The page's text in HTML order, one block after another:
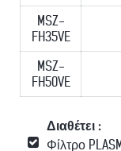
MSZ-
FH35VE
MSZ-
FH50VE
Διαθέτει :
Φίλτρο